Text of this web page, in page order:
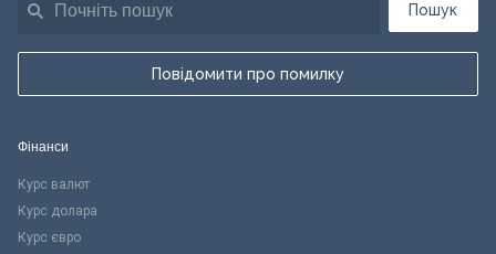
Пошук
Повідомити про помилку
Фінанси
Курс валют
Курс долара
Курс євро